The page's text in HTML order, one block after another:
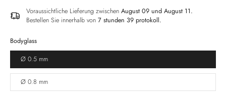
Voraussichtliche Lieferung zwischen August 09 und August 11.
Bestellen Sie innerhalb von 7 stunden 39 protokoll.
Bodyglass
Ø 0.5 mm
Ø 0.8 mm